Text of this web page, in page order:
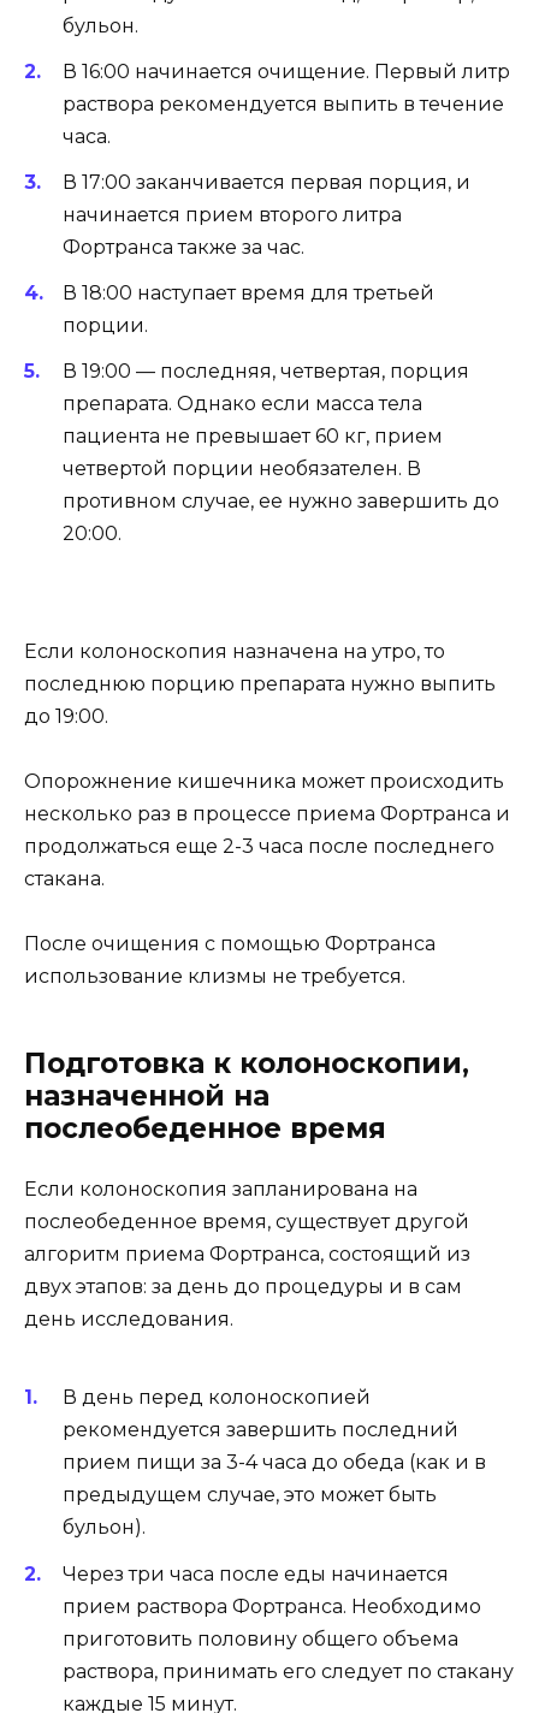
бульон.
В 16:00 начинается очищение. Первый литр
раствора рекомендуется выпить в течение
часа.
В 17:00 заканчивается первая порция, и
начинается прием второго литра
Фортранса также за час.
В 18:00 наступает время для третьей
порции.
В 19:00 — последняя, четвертая, порция
препарата. Однако если масса тела
пациента не превышает 60 кг, прием
четвертой порции необязателен. В
противном случае, ее нужно завершить до
20:00.
Если колоноскопия назначена на утро, то
последнюю порцию препарата нужно выпить
до 19:00.
Опорожнение кишечника может происходить
несколько раз в процессе приема Фортранса и
продолжаться еще 2-3 часа после последнего
стакана.
После очищения с помощью Фортранса
использование клизмы не требуется.
Подготовка к колоноскопии,
назначенной на
послеобеденное время
Если колоноскопия запланирована на
послеобеденное время, существует другой
алгоритм приема Фортранса, состоящий из
двух этапов: за день до процедуры и в сам
день исследования.
В день перед колоноскопией
рекомендуется завершить последний
прием пищи за 3-4 часа до обеда (как и в
предыдущем случае, это может быть
бульон).
Через три часа после еды начинается
прием раствора Фортранса. Необходимо
приготовить половину общего объема
раствора, принимать его следует по стакану
каждые 15 минут.